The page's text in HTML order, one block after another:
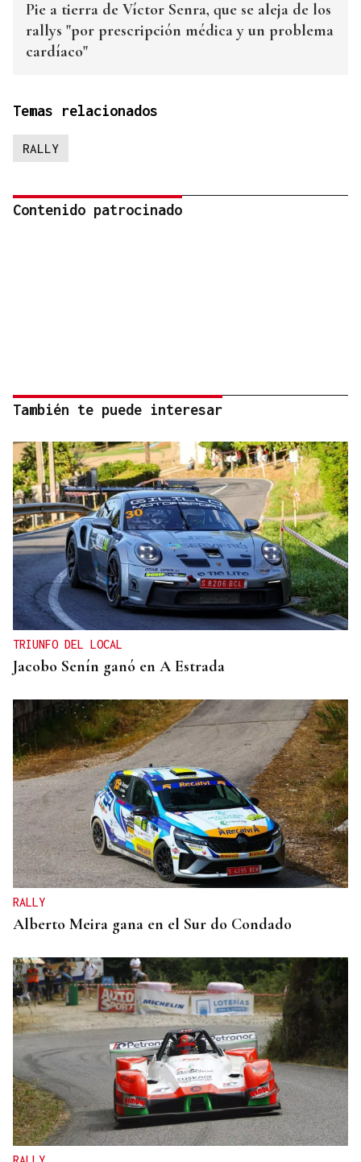
Pie a tierra de Víctor Senra, que se aleja de los
rallys "por prescripción médica y un problema
cardíaco"
Temas relacionados
RALLY
Contenido patrocinado
También te puede interesar
TRIUNFO DEL LOCAL
Jacobo Senín ganó en A Estrada
RALLY
Alberto Meira gana en el Sur do Condado